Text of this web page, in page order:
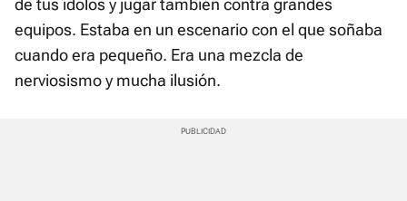
de tus ídolos y jugar también contra grandes
equipos. Estaba en un escenario con el que soñaba
cuando era pequeño. Era una mezcla de
nerviosismo y mucha ilusión.